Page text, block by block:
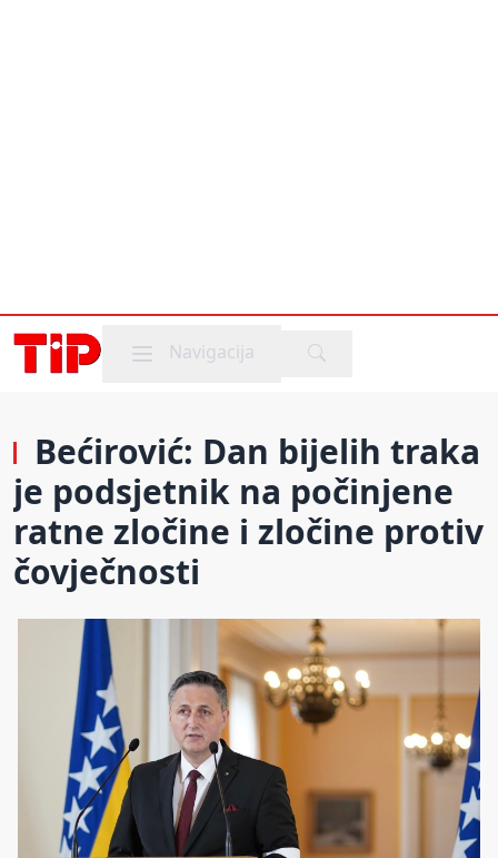
Mobile menu
Navigacija
Bećirović: Dan bijelih traka
je podsjetnik na počinjene
ratne zločine i zločine protiv
čovječnosti